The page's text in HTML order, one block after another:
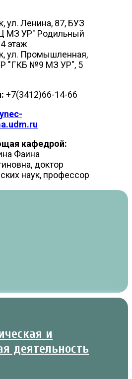
ул. Ленина, 87, БУЗ
МЗ УР" Родильный
этаж
ул. Промышленная,
"ГКБ №9 МЗ УР", 5
+7(3412)66-14-66
кафедрой:
Фаина
доктор
наук, профессор
и
деятельность